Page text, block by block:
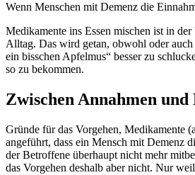
Wenn Menschen mit Demenz die
Medikamente ins Essen mischen ist in
Alltag. Das wird getan, obwohl oder
ein bisschen Apfelmus“ besser zu
so zu bekommen.
Zwischen Annahmen
Gründe für das Vorgehen, Medikamente
angeführt, dass ein Mensch mit Demenz
der Betroffene überhaupt nicht mehr
das Vorgehen deshalb aber nicht. Nur